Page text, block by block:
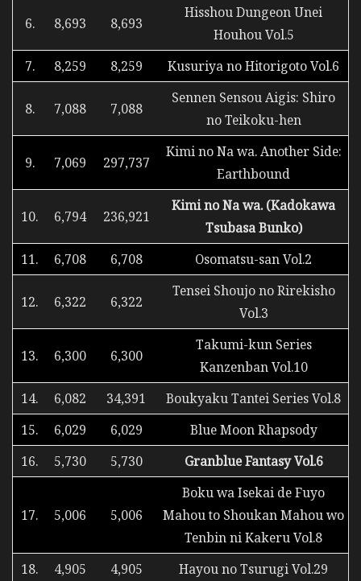
6. 8,693 8,693
Hisshou Dungeon Unei
Houhou Vol.5
7.
8,259 8,259 Kusuriya no Hitorigoto Vol.6
8. 7,088 7,088
Sennen Sensou Aigis: Shiro
no Teikoku-hen
9. 7,069 297,737
Kimi no Na wa. Another Side:
Earthbound
10. 6,794 236,921
Kimi no Na wa. (Kadokawa
Tsubasa Bunko)
11.
6,708 6,708 Osomatsu-san Vol.2
12. 6,322 6,322
Tensei Shoujo no Rirekisho
Vol.3
13. 6,300 6,300
Takumi-kun Series
Kanzenban Vol.10
14.
6,082 34,391
Boukyaku Tantei Series Vol.8
15.
6,029 6,029
Blue Moon Rhapsody
16.
5,730 5,730 Granblue Fantasy Vol.6
17. 5,006 5,006
Boku wa Isekai de Fuyo
Mahou to Shoukan Mahou wo
Tenbin ni Kakeru Vol.8
18.
4,905 4,905 Hayou no Tsurugi Vol.29